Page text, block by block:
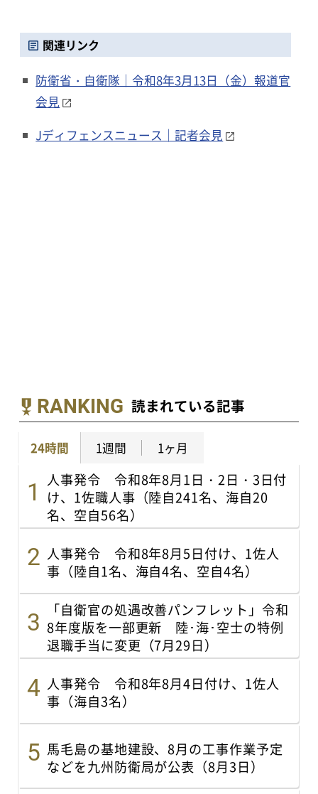
関連リンク
防衛省・自衛隊｜令和8年3月13日（金）報道官
会見
Jディフェンスニュース｜記者会見
RANKING 読まれている記事
24時間 1週間 1ヶ月
人事発令 令和8年8月1日・2日・3日付
け、1佐職人事（陸自241名、海自20
名、空自56名）
人事発令 令和8年8月5日付け、1佐人
事（陸自1名、海自4名、空自4名）
「自衛官の処遇改善パンフレット」令和
8年度版を一部更新 陸･海･空士の特例
退職手当に変更（7月29日）
人事発令 令和8年8月4日付け、1佐人
事（海自3名）
馬毛島の基地建設、8月の工事作業予定
などを九州防衛局が公表（8月3日）